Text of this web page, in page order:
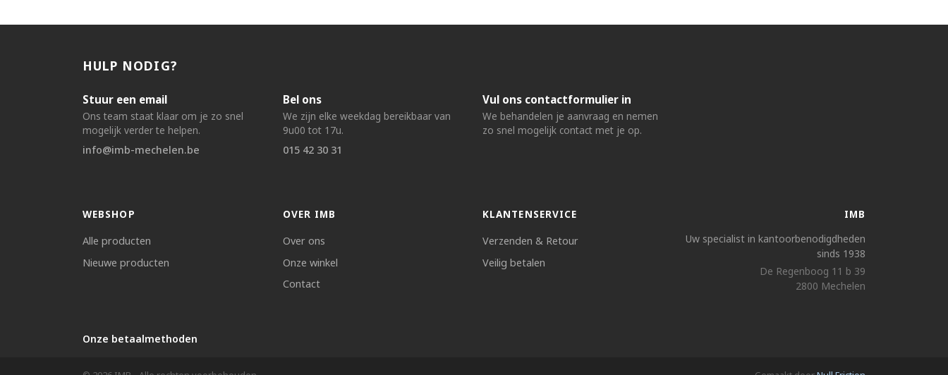
HULP NODIG?
Stuur een email
Ons team staat klaar om je zo snel
mogelijk verder te helpen.
info@imb-mechelen.be
Bel ons
We zijn elke weekdag bereikbaar van
9u00 tot 17u.
015 42 30 31
Vul ons contactformulier in
We behandelen je aanvraag en nemen
zo snel mogelijk contact met je op.
WEBSHOP
Alle producten
Nieuwe producten
OVER IMB
Over ons
Onze winkel
Contact
KLANTENSERVICE
Verzenden & Retour
Veilig betalen
IMB
Uw specialist in kantoorbenodigdheden
sinds 1938
De Regenboog 11 b 39
2800 Mechelen
Onze betaalmethoden